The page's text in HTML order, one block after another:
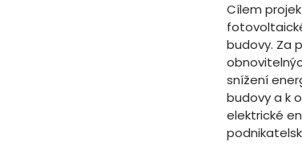
Cílem
budovy. Za
snížení
budovy a k
elektrické